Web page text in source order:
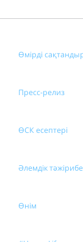
Өмірді
Пресс-релиз
ӨСК есептері
Әлемдік тәжірибе
Өнім